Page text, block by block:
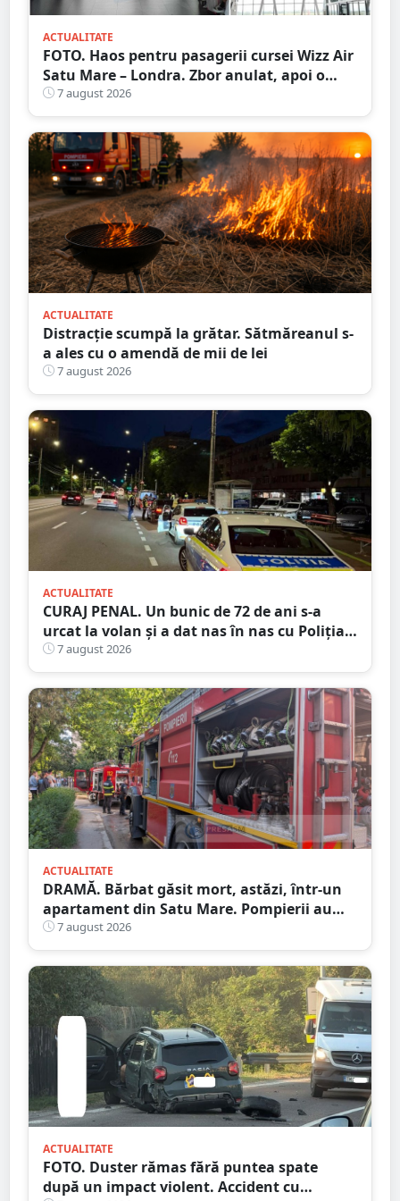
ACTUALITATE
FOTO. Haos pentru pasagerii cursei Wizz Air
Satu Mare – Londra. Zbor anulat, apoi o
nouă întârziere. Fără explicații clare
7 august 2026
ACTUALITATE
Distracție scumpă la grătar. Sătmăreanul s-
a ales cu o amendă de mii de lei
7 august 2026
ACTUALITATE
CURAJ PENAL. Un bunic de 72 de ani s-a
urcat la volan și a dat nas în nas cu Poliția
Satu Mare
7 august 2026
ACTUALITATE
DRAMĂ. Bărbat găsit mort, astăzi, într-un
apartament din Satu Mare. Pompierii au
spart ușa
7 august 2026
ACTUALITATE
FOTO. Duster rămas fără puntea spate
după un impact violent. Accident cu